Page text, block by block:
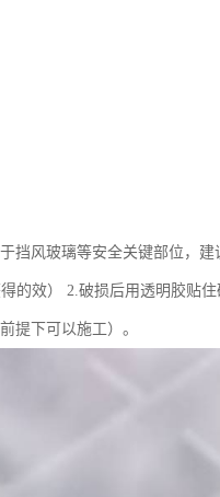
挡风玻璃等安全关键部位，建
的效） 2.破损后用透明胶贴
提下可以施工）。